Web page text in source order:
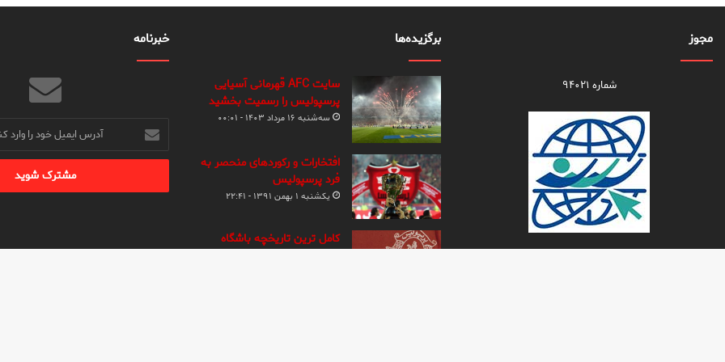
مجوز
شماره ۹۴۰۲۱
برگزیده‌ها
سایت AFC قهرمانی آسیایی
پرسپولیس را رسمیت بخشید
سه‌شنبه ۱۶ مرداد ۱۴۰۳ - ۰۰:۰۱
افتخارات و رکوردهای منحصر به
فرد پرسپولیس
یکشنبه ۱ بهمن ۱۳۹۱ - ۲۲:۴۱
کامل ترین تاریخچه باشگاه
خبرنامه
آدرس
ایمیل
خود
وارد